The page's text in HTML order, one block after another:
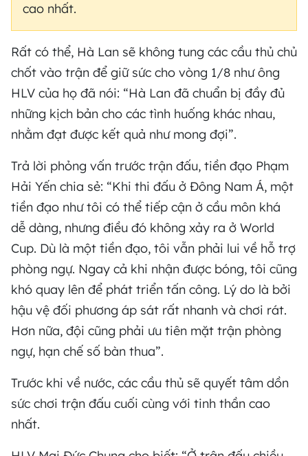
cao nhất.
Rất có thể, Hà Lan sẽ không tung các cầu thủ chủ
chốt vào trận để giữ sức cho vòng 1/8 như ông
HLV của họ đã nói: “Hà Lan đã chuẩn bị đầy đủ
những kịch bản cho các tình huống khác nhau,
nhằm đạt được kết quả như mong đợi”.
Trả lời phỏng vấn trước trận đấu, tiền đạo Phạm
Hải Yến chia sẻ: “Khi thi đấu ở Đông Nam Á, một
tiền đạo như tôi có thể tiếp cận ở cầu môn khá
dễ dàng, nhưng điều đó không xảy ra ở World
Cup. Dù là một tiền đạo, tôi vẫn phải lui về hỗ trợ
phòng ngự. Ngay cả khi nhận được bóng, tôi cũng
khó quay lên để phát triển tấn công. Lý do là bởi
hậu vệ đối phương áp sát rất nhanh và chơi rát.
Hơn nữa, đội cũng phải ưu tiên mặt trận phòng
ngự, hạn chế số bàn thua”.
Trước khi về nước, các cầu thủ sẽ quyết tâm dồn
sức chơi trận đấu cuối cùng với tinh thần cao
nhất.